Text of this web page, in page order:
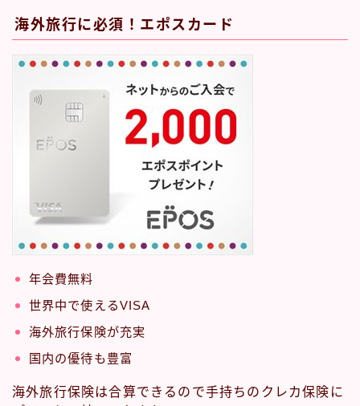
海外旅行に必須！エポスカード
年会費無料
世界中で使えるVISA
海外旅行保険が充実
国内の優待も豊富
海外旅行保険は合算できるので手持ちのクレカ保険に